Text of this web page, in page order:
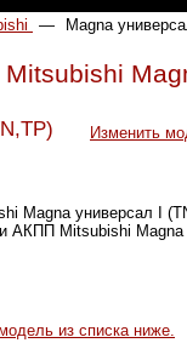
— Magna
Изменить
Magna универсал I
АКПП Mitsubishi Magna
из списка ниже.